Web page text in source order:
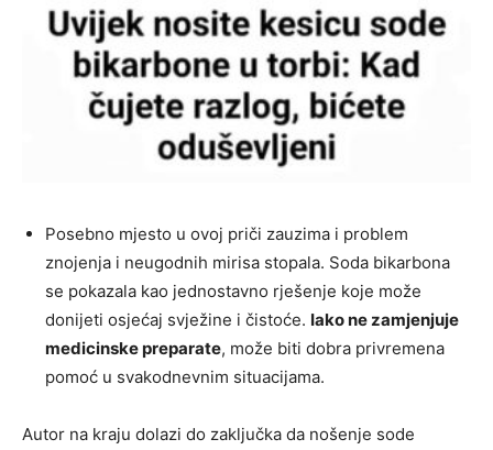
Posebno mjesto u ovoj priči zauzima i problem
znojenja i neugodnih mirisa stopala. Soda bikarbona
se pokazala kao jednostavno rješenje koje može
donijeti osjećaj svježine i čistoće. Iako ne zamjenjuje
medicinske preparate, može biti dobra privremena
pomoć u svakodnevnim situacijama.
Autor na kraju dolazi do zaključka da nošenje sode